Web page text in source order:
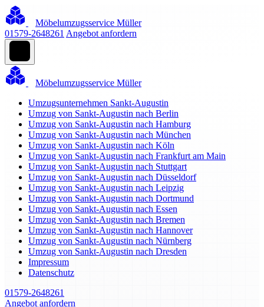
Möbelumzugsservice Müller
01579-2648261 Angebot anfordern
Möbelumzugsservice Müller
Umzugsunternehmen Sankt-Augustin
Umzug von Sankt-Augustin nach Berlin
Umzug von Sankt-Augustin nach Hamburg
Umzug von Sankt-Augustin nach München
Umzug von Sankt-Augustin nach Köln
Umzug von Sankt-Augustin nach Frankfurt am Main
Umzug von Sankt-Augustin nach Stuttgart
Umzug von Sankt-Augustin nach Düsseldorf
Umzug von Sankt-Augustin nach Leipzig
Umzug von Sankt-Augustin nach Dortmund
Umzug von Sankt-Augustin nach Essen
Umzug von Sankt-Augustin nach Bremen
Umzug von Sankt-Augustin nach Hannover
Umzug von Sankt-Augustin nach Nürnberg
Umzug von Sankt-Augustin nach Dresden
Impressum
Datenschutz
01579-2648261
Angebot anfordern